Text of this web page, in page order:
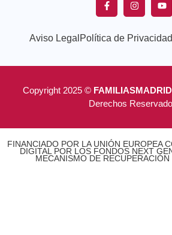
Aviso Legal Política de Privacidad
Copyright 2025 ©
Derechos
FINANCIADO POR LA UNIÓN EUROPEA
DIGITAL POR LOS FONDOS NEXT
MECANISMO DE RECUPERACIÓN